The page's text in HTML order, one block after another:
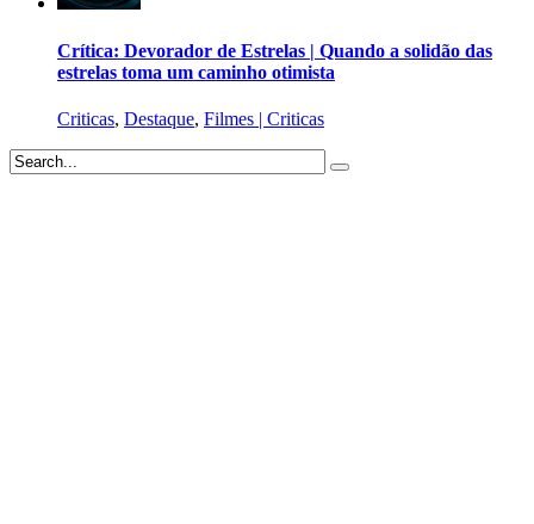
Crítica: Devorador de Estrelas | Quando a solidão das
estrelas toma um caminho otimista
Criticas, Destaque, Filmes | Criticas